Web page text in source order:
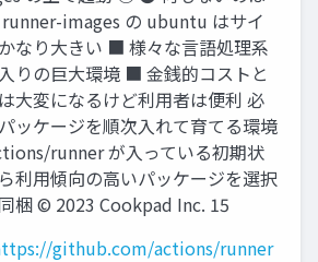
images の ubuntu はサイ
なり大きい ■ 様々な言語処理系
りの巨大環境 ■ 金銭的コストと
大変になるけど利用者は便利 必
ッケージを順次入れて育てる環境
runner が入っている初期状
利用傾向の高いパッケージを選択
梱 © 2023 Cookpad Inc. 15
github.com/actions/runner